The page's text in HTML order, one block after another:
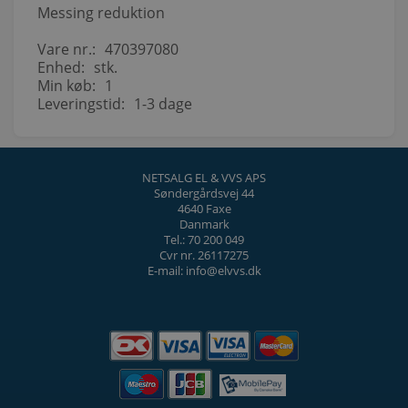
Messing reduktion
Vare nr.: 470397080
Enhed: stk.
Min køb: 1
Leveringstid: 1-3 dage
NETSALG EL & VVS APS
Søndergårdsvej 44
4640 Faxe
Danmark
Tel.: 70 200 049
Cvr nr. 26117275
E-mail: info@elvvs.dk